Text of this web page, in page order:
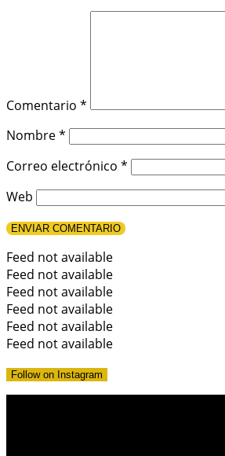
Comentario *
Nombre*
Correo electrónico *
Web
Feed not available
Feed not available
Feed not available
Feed not available
Feed not available
Feed not available
Follow on Instagram